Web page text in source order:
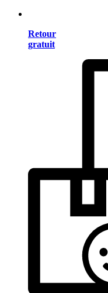
Retour
gratuit